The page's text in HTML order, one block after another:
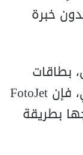
خبرة
بطاقات
معايدة، أو مجرد ألبوم صور عائلي، فإن FotoJet
بطريقة